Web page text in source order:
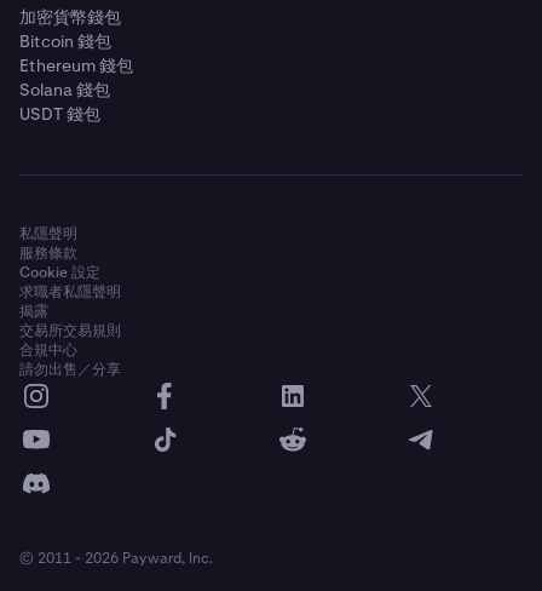
加密貨幣錢包
Bitcoin 錢包
Ethereum 錢包
Solana 錢包
USDT 錢包
私隱聲明
服務條款
Cookie 設定
求職者私隱聲明
揭露
交易所交易規則
合規中心
請勿出售／分享
© 2011 - 2026 Payward, Inc.